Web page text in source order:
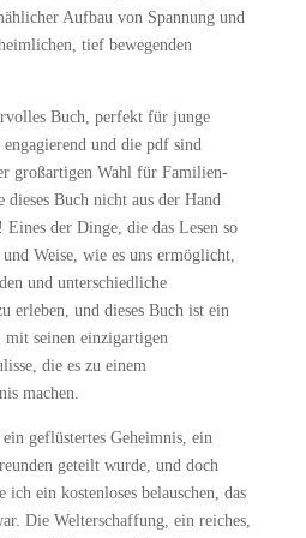
Aufbau von Spannung und
tief bewegenden
Buch, perfekt für junge
und die pdf sind
großartigen Wahl für Familien-
Buch nicht aus der Hand
Eines der Dinge, die das Lesen so
Weise, wie es uns ermöglicht,
und unterschiedliche
erleben, und dieses Buch ist ein
seinen einzigartigen
die es zu einem
machen.
geflüstertes Geheimnis, ein
geteilt wurde, und doch
ein kostenloses belauschen, das
Die Welterschaffung, ein reiches,